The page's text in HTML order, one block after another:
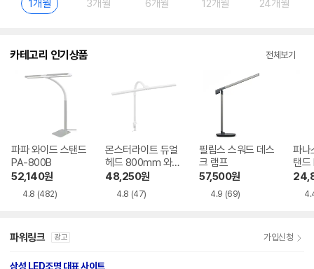
1개월 3개월 6개월 12개월 24개월
카테고리 인기상품 전체보기
파파 와이드 스탠드
PA-800B
52,140원
4.8 (482)
몬스터라이트 듀얼
헤드 800mm 와이
드 스탠드 BWS24
48,250원
4.8 (47)
필립스 스워드 데스
크 램프
57,500원
4.9 (69)
파나
탠
파워링크 광고 가입신청
삼성 LED조명 대표 사이트